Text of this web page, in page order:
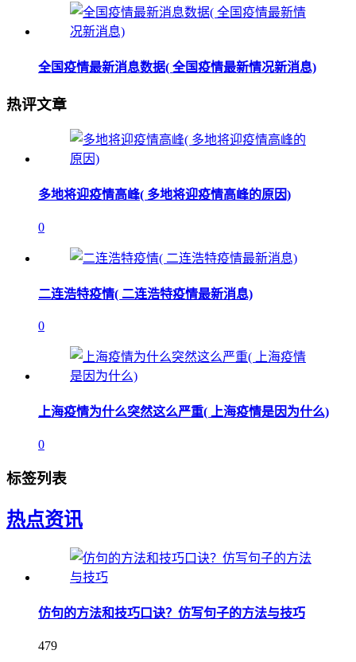
全国疫情最新消息数据( 全国疫情最新情况新消息)
热评文章
多地将迎疫情高峰( 多地将迎疫情高峰的原因)
0
二连浩特疫情( 二连浩特疫情最新消息)
0
上海疫情为什么突然这么严重( 上海疫情是因为什么)
0
标签列表
热点资讯
仿句的方法和技巧口诀？仿写句子的方法与技巧
479